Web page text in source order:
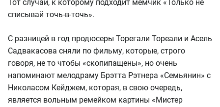
Тот случай, к которому подходит мемчик «Только не
списывай точь-в-точь».
С разницей в год продюсеры Торегали Тореали и Асель
Садвакасова сняли по фильму, которые, строго
говоря, не то чтобы «скопипащены», но очень
напоминают мелодраму Брэтта Рэтнера «Семьянин» с
Николасом Кейджем, которая, в свою очередь,
является вольным ремейком картины «Мистер